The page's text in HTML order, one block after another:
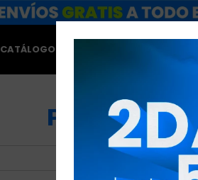
CATÁLOGO
MARCAS